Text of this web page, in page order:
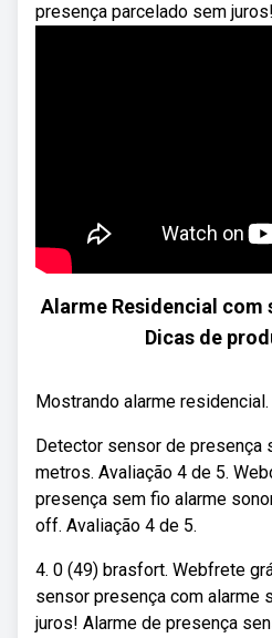
presença parcelado sem juros!
Alarme Residencial com
Dicas de
Mostrando alarme residencial.
Detector sensor de presença
metros. Avaliação 4 de 5.
presença sem fio alarme
off. Avaliação 4 de 5.
4. 0 (49) brasfort. Webfrete
sensor presença com alarme
juros! Alarme de presença